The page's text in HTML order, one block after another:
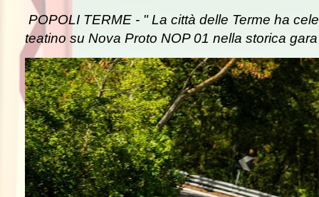
POPOLI TERME - " La città delle Terme ha
teatino su Nova Proto NOP 01 nella storica gara